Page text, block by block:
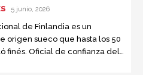
5 junio, 2026
de Finlandia es un
origen sueco que hasta los 50
finés. Oficial de confianza del